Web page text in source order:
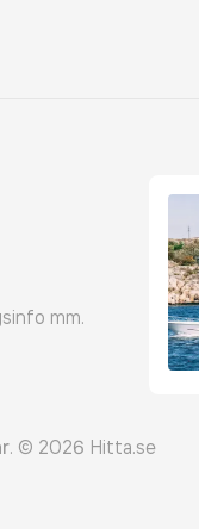
mm.
. © 2026 Hitta.se